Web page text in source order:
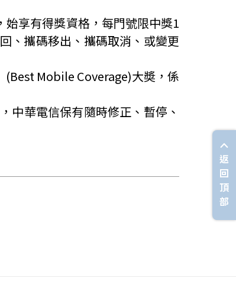
始享有得獎資格，每門號限中獎1
、攜碼移出、攜碼取消、或變更
(Best Mobile Coverage)大奬，係
中華電信保有隨時修正、暫停、
返
回
頂
部